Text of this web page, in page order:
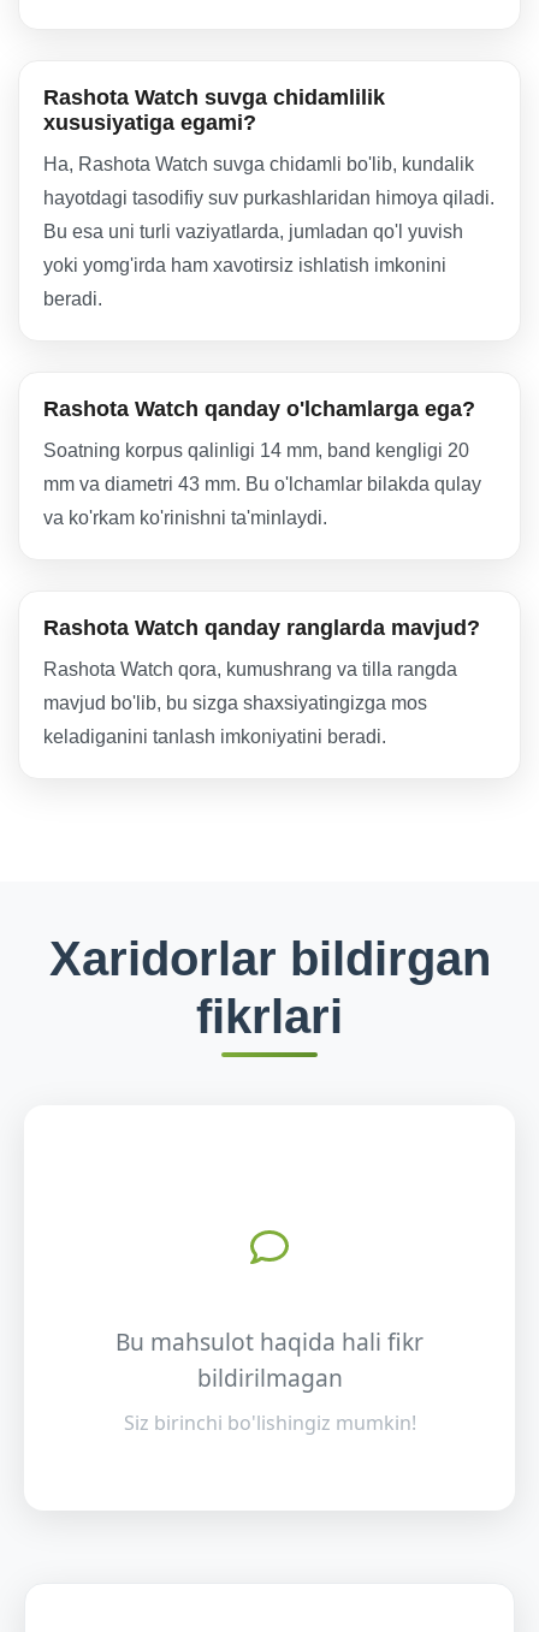
Rashota Watch suvga chidamlilik
xususiyatiga egami?
Ha, Rashota Watch suvga chidamli bo'lib, kundalik
hayotdagi tasodifiy suv purkashlaridan himoya qiladi.
Bu esa uni turli vaziyatlarda, jumladan qo'l yuvish
yoki yomg'irda ham xavotirsiz ishlatish imkonini
beradi.
Rashota Watch qanday o'lchamlarga ega?
Soatning korpus qalinligi 14 mm, band kengligi 20
mm va diametri 43 mm. Bu o'lchamlar bilakda qulay
va ko'rkam ko'rinishni ta'minlaydi.
Rashota Watch qanday ranglarda mavjud?
Rashota Watch qora, kumushrang va tilla rangda
mavjud bo'lib, bu sizga shaxsiyatingizga mos
keladiganini tanlash imkoniyatini beradi.
Xaridorlar bildirgan
fikrlari
Bu mahsulot haqida hali fikr
bildirilmagan
Siz birinchi bo'lishingiz mumkin!